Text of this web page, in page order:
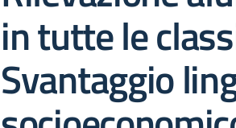
in tutte le
Svantaggio